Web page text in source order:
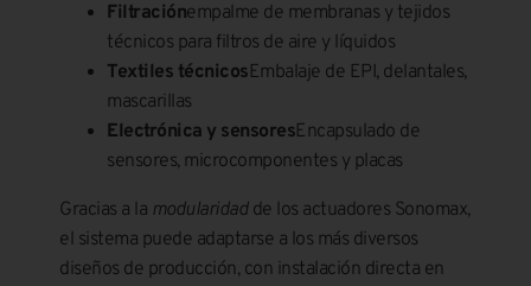
Filtraciónempalme de membranas y tejidos
técnicos para filtros de aire y líquidos
Textiles técnicosEmbalaje de EPI, delantales,
mascarillas
Electrónica y sensoresEncapsulado de
sensores, microcomponentes y placas
Gracias a la modularidadde los actuadores Sonomax,
el sistema puede adaptarse a los más diversos
diseños de producción, con instalación directa en